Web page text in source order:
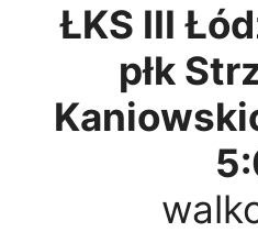
ŁKS III
płk